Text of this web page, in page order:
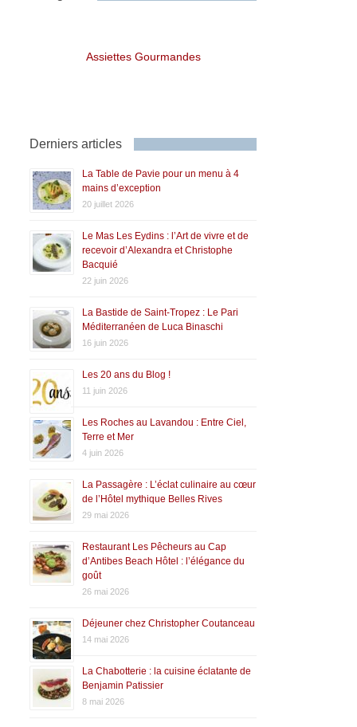
Assiettes Gourmandes
Derniers articles
La Table de Pavie pour un menu à 4
mains d’exception
20 juillet 2026
Le Mas Les Eydins : l’Art de vivre et de
recevoir d’Alexandra et Christophe
Bacquié
22 juin 2026
La Bastide de Saint-Tropez : Le Pari
Méditerranéen de Luca Binaschi
16 juin 2026
Les 20 ans du Blog !
11 juin 2026
Les Roches au Lavandou : Entre Ciel,
Terre et Mer
4 juin 2026
La Passagère : L’éclat culinaire au cœur
de l’Hôtel mythique Belles Rives
29 mai 2026
Restaurant Les Pêcheurs au Cap
d’Antibes Beach Hôtel : l’élégance du
goût
26 mai 2026
Déjeuner chez Christopher Coutanceau
14 mai 2026
La Chabotterie : la cuisine éclatante de
Benjamin Patissier
8 mai 2026